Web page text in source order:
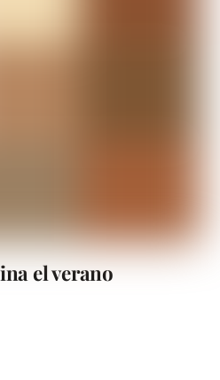
el verano